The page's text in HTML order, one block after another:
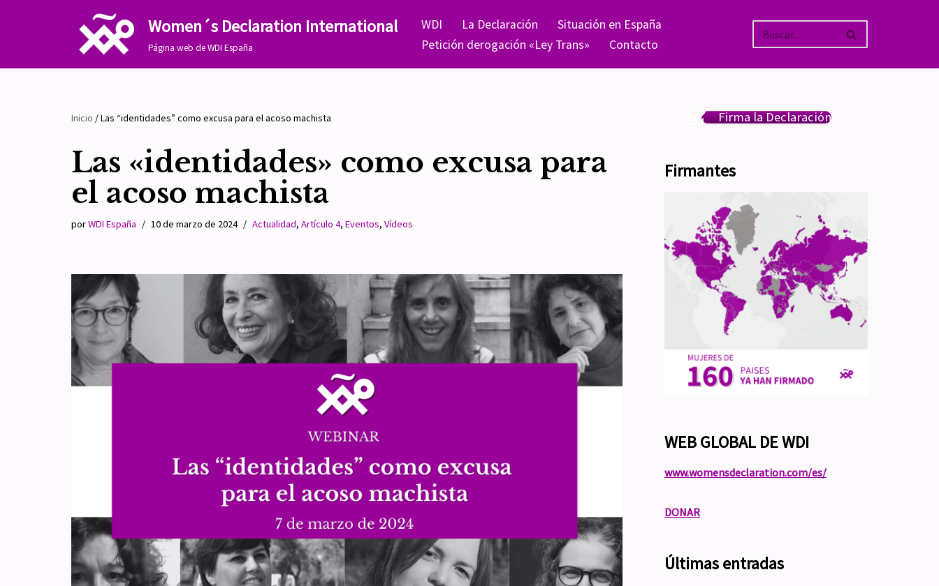
Women´s Declaration International
Página web de WDI España
WDI La Declaración
Situación en España
Petición derogación «Ley Trans»
Contacto
Inicio /Las “identidades” como excusa para el acoso machista
Las «identidades» como excusa para
el acoso machista
porWDI España 10 de marzo de 2024 Actualidad, Artículo 4, Eventos, Vídeos
Firma la Declaración
Firmantes
WEB GLOBAL DE WDI
www.womensdeclaration.com/es/
DONAR
Últimas entradas